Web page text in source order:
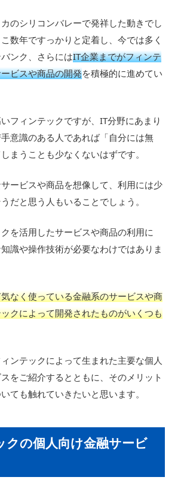
のシリコンバレーで発祥した動きでし
数年ですっかりと定着し、今では多く
ンク、さらにはIT企業までがフィンテ
ビスや商品の開発を積極的に進めてい
フィンテックですが、IT分野にあまり
意識のある人であれば「自分には無
まうことも少なくないはずです。
ービスや商品を想像して、利用には少
だと思う人もいることでしょう。
を活用したサービスや商品の利用に
識や操作技術が必要なわけではありま
なく使っている金融系のサービスや商
クによって開発されたものがいくつも
ンテックによって生まれた主要な個人
をご紹介するとともに、そのメリット
ても触れていきたいと思います。
クの個人向け金融サービ